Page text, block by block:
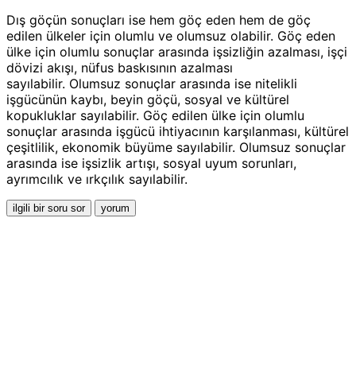
Dış göçün sonuçları ise hem göç eden hem de göç
edilen ülkeler için olumlu ve olumsuz olabilir. Göç eden
ülke için olumlu sonuçlar arasında işsizliğin azalması, işçi
dövizi akışı, nüfus baskısının azalması
sayılabilir. Olumsuz sonuçlar arasında ise nitelikli
işgücünün kaybı, beyin göçü, sosyal ve kültürel
kopukluklar sayılabilir. Göç edilen ülke için olumlu
sonuçlar arasında işgücü ihtiyacının karşılanması, kültürel
çeşitlilik, ekonomik büyüme sayılabilir. Olumsuz sonuçlar
arasında ise işsizlik artışı, sosyal uyum sorunları,
ayrımcılık ve ırkçılık sayılabilir.